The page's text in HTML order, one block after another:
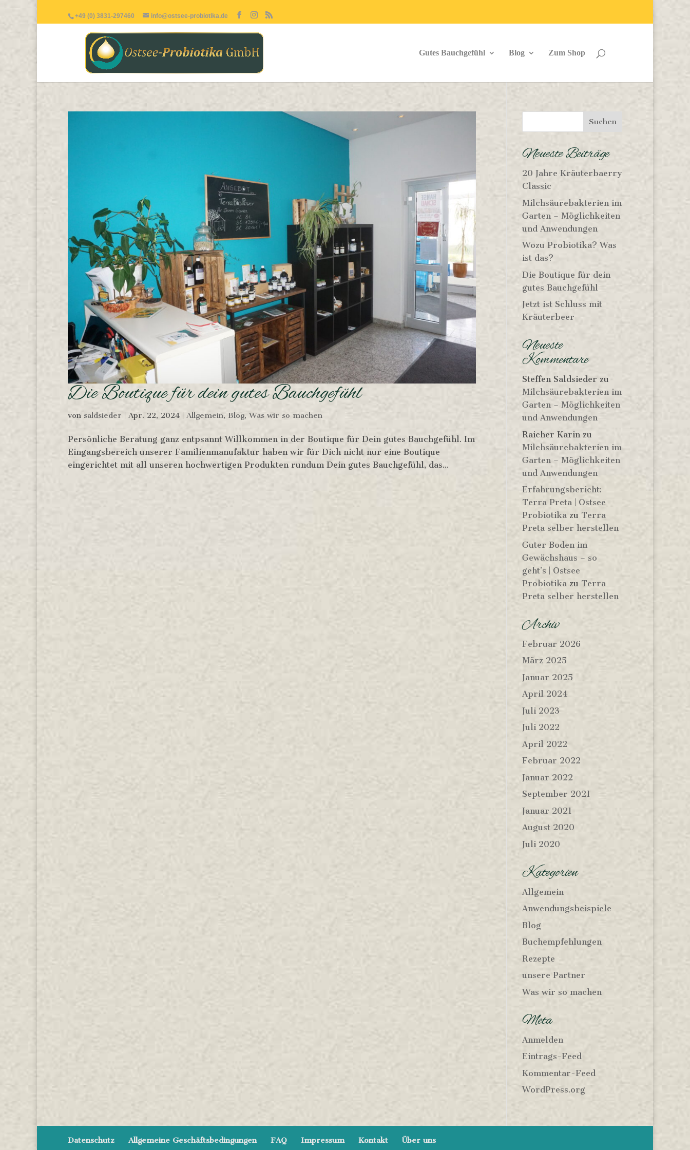
+49 (0) 3831-297460 info@ostsee-probiotika.de
Gutes Bauchgefühl Blog Zum Shop
Die Boutique für dein gutes Bauchgefühl
von saldsieder | Apr. 22, 2024 | Allgemein, Blog,Was wir so machen
Persönliche Beratung ganz entpsannt Willkommen in der Boutique für Dein gutes Bauchgefühl. Im
Eingangsbereich unserer Familienmanufaktur haben wir für Dich nicht nur eine Boutique
eingerichtet mit all unseren hochwertigen Produkten rundum Dein gutes Bauchgefühl, das...
Neueste Beiträge
20 Jahre Kräuterbaerry
Classic
Milchsäurebakterien im
Garten – Möglichkeiten
und Anwendungen
Wozu Probiotika? Was
ist das?
Die Boutique für dein
gutes Bauchgefühl
Jetzt ist Schluss mit
Kräuterbeer
Neueste
Kommentare
Steffen Saldsieder zu
Milchsäurebakterien im
Garten – Möglichkeiten
und Anwendungen
Raicher Karin zu
Milchsäurebakterien im
Garten – Möglichkeiten
und Anwendungen
Erfahrungsbericht:
Terra Preta | Ostsee
Probiotikazu Terra
Preta selber herstellen
Guter Boden im
Gewächshaus – so
geht’s | Ostsee
Probiotika zu Terra
Preta selber herstellen
Archiv
Februar 2026
März 2025
Januar 2025
April 2024
Juli 2023
Juli 2022
April 2022
Februar 2022
Januar 2022
September 2021
Januar 2021
August 2020
Juli 2020
Kategorien
Allgemein
Anwendungsbeispiele
Blog
Buchempfehlungen
Rezepte
unsere Partner
Was wir so machen
Meta
Anmelden
Eintrags-Feed
Kommentar-Feed
WordPress.org
Datenschutz Allgemeine Geschäftsbedingungen FAQ Impressum Kontakt Über uns